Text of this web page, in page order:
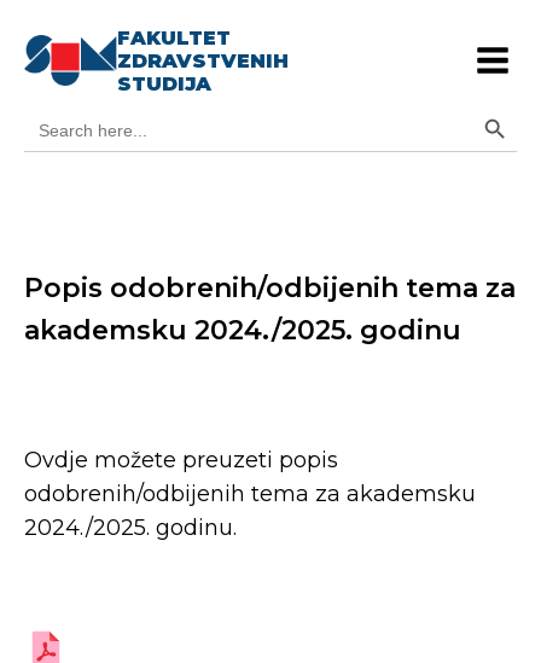
FAKULTET
ZDRAVSTVENIH
STUDIJA
for:
Popis odobrenih/odbijenih tema za
akademsku 2024./2025. godinu
Ovdje možete preuzeti popis
odobrenih/odbijenih tema za akademsku
2024./2025. godinu.